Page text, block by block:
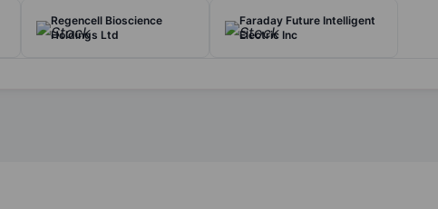
Regencell Bioscience
Holdings Ltd
Faraday Future Intelligent
Electric Inc